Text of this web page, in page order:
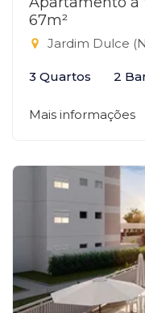
67m²
Jardim Dulce
3 Quartos 2
Mais informações